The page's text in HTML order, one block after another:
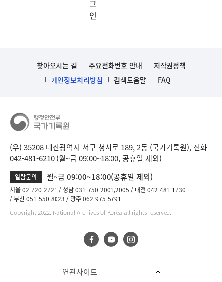
그
인
찾아오시는 길 주요전화번호 안내
저작권정책
개인정보처리방침
검색도움말 FAQ
(우) 35208 대전광역시 서구 청사로 189, 2동 (국가기록원), 전화
042-481-6210 (월~금 09:00~18:00, 공휴일 제외)
열람문의 월~금 09:00~18:00(공휴일 제외)
서울 02-720-2721 성남 031-750-2001,2005
대전 042-481-1730
부산 051-550-8023
광주 062-975-5791
Copyright 2022. National Archives of Korea all rights reserved.
연관사이트